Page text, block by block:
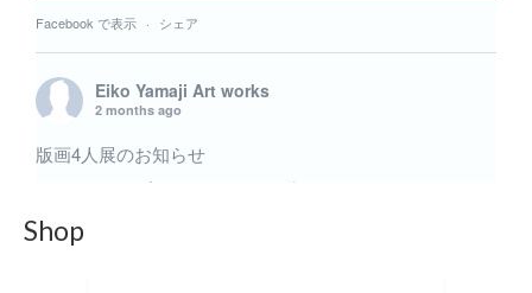
Facebook で表示 · シェア
Eiko Yamaji Art works
2 months ago
版画4人展のお知らせ
6月のグループ展 版画4人展に出展致します。いくつか
林 陽子 / 山路 絵子 6月20日(土)〜6月27日(土) 11:00〜
Shop